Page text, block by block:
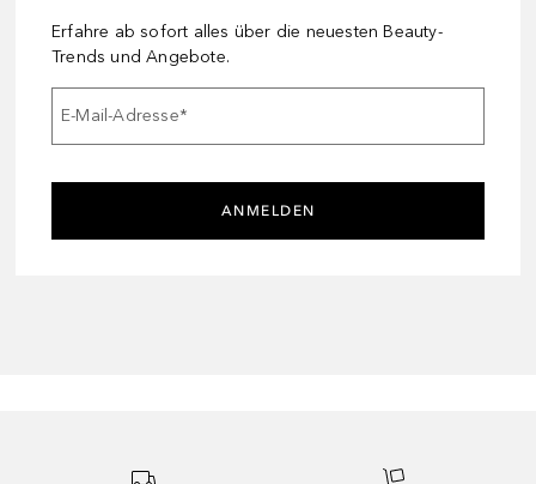
Erfahre ab sofort alles über die neuesten Beauty-
Trends und Angebote.
E-Mail-Adresse*
ANMELDEN